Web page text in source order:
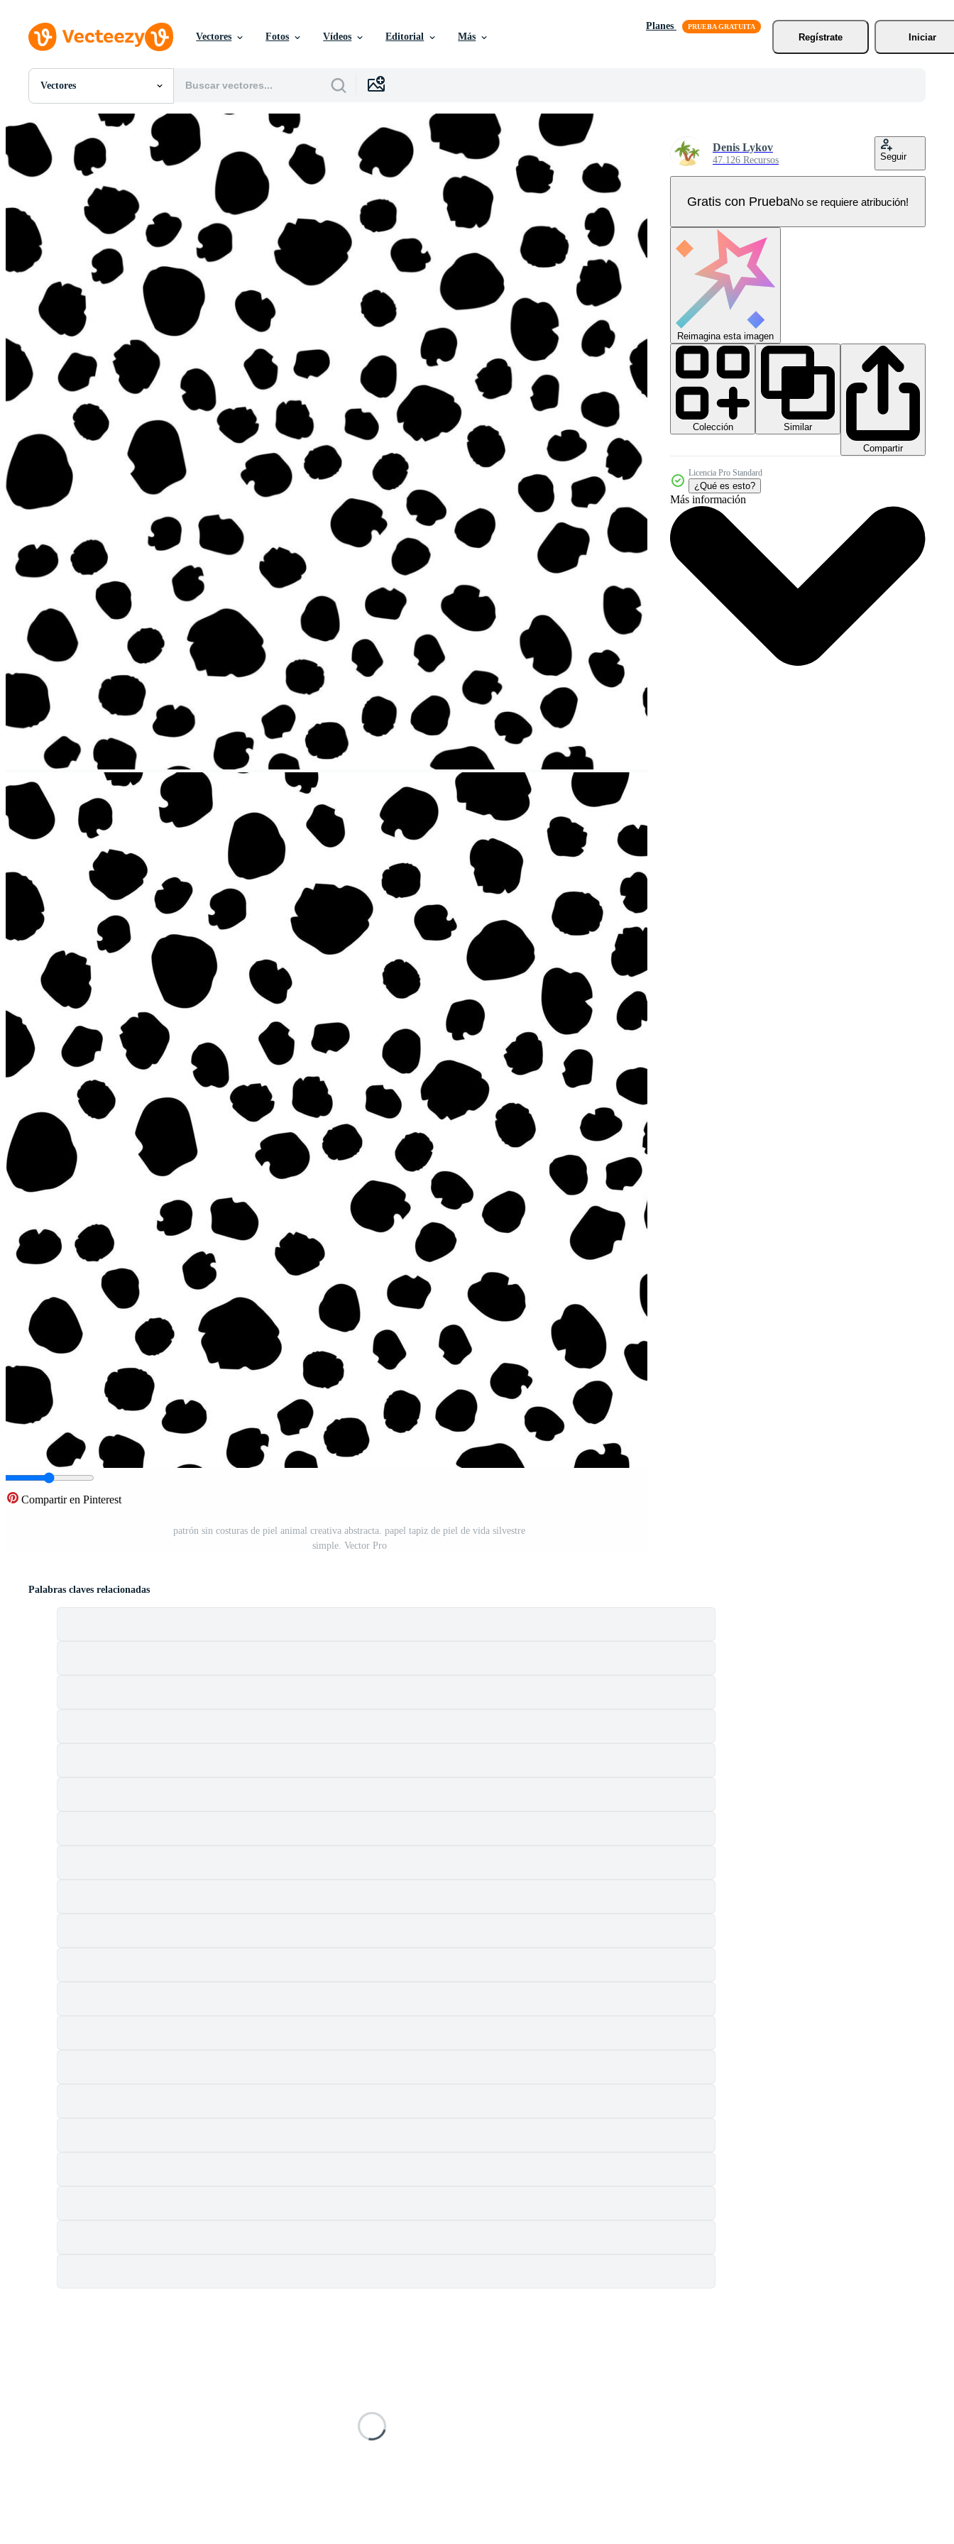
Vectores Fotos Vídeos Editorial Más
Planes
Regístrate
Iniciar
Vectores
Todas Imágenes
PSDs
SVGs
Plantillas
Vectores
Videos
Gráficos en Movimiento
Imágenes Editoriales
Eventos Editoriales
Compartir en Pinterest
patrón sin costuras de piel animal creativa abstracta. papel tapiz de piel de vida silvestre
simple. Vector Pro
Denis Lykov
47.126 Recursos Seguir
Gratis con PruebaNo se requiere atribución!
Reimagina esta imagen
Colección
Similar
Compartir
Licencia Pro Standard
¿Qué es esto?
Más información
Palabras claves relacionadas